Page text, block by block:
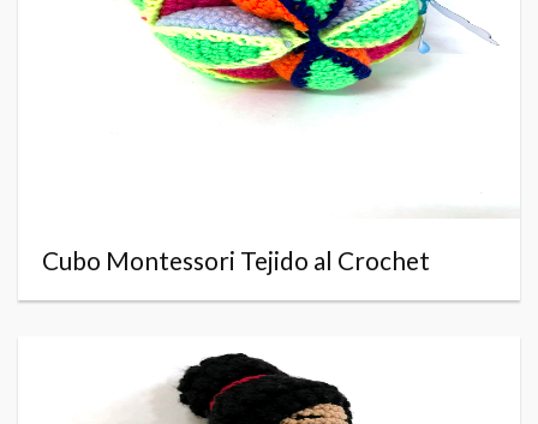
Cubo Montessori Tejido al Crochet